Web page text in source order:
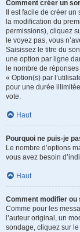
Comment créer un
Il est facile de créer
la modification du
permissions), cliquez
le voyez pas, vous
Saisissez le titre du
une option par ligne
le nombre de
« Option(s) par
pour une durée
vote.
Haut
Pourquoi ne puis-je
Le nombre d’options
vous avez besoin
Haut
Comment modifier ou
Comme pour les
l’auteur original, un
sondage, cliquez sur le